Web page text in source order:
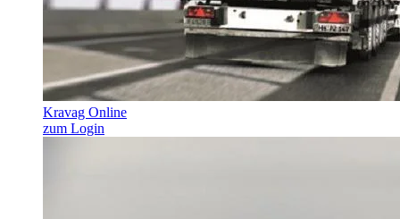
Kravag Online
zum Login